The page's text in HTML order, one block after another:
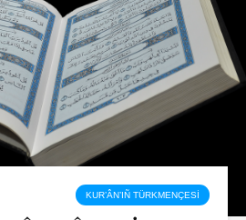
KUR’ÂN’IÑ TÜRKMENÇESİ